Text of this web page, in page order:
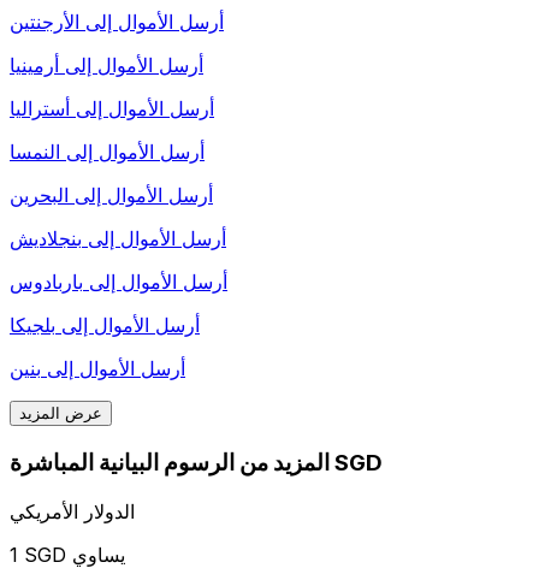
أرسل الأموال إلى الأرجنتين
أرسل الأموال إلى أرمينيا
أرسل الأموال إلى أستراليا
أرسل الأموال إلى النمسا
أرسل الأموال إلى البحرين
أرسل الأموال إلى بنجلاديش
أرسل الأموال إلى باربادوس
أرسل الأموال إلى بلجيكا
أرسل الأموال إلى بنين
عرض المزيد
المزيد من الرسوم البيانية المباشرة SGD
الدولار الأمريكي
1 SGD يساوي